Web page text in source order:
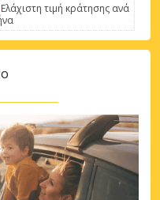
Ελάχιστη τιμή κράτησης ανά